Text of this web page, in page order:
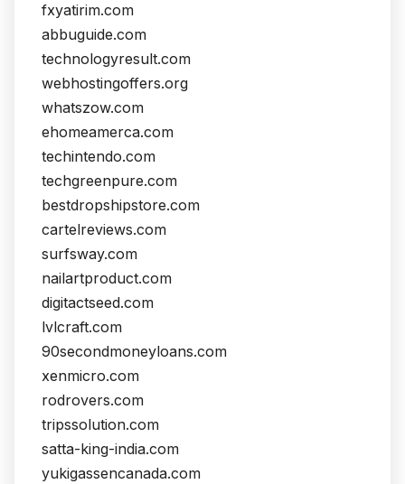
fxyatirim.com
abbuguide.com
technologyresult.com
webhostingoffers.org
whatszow.com
ehomeamerca.com
techintendo.com
techgreenpure.com
bestdropshipstore.com
cartelreviews.com
surfsway.com
nailartproduct.com
digitactseed.com
lvlcraft.com
90secondmoneyloans.com
xenmicro.com
rodrovers.com
tripssolution.com
satta-king-india.com
yukigassencanada.com